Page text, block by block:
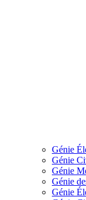
Génie
Génie
Génie
Génie
Génie